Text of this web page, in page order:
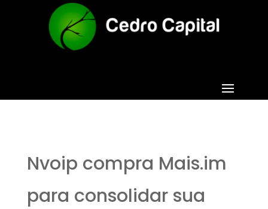
Nvoip compra Mais.im
para consolidar sua